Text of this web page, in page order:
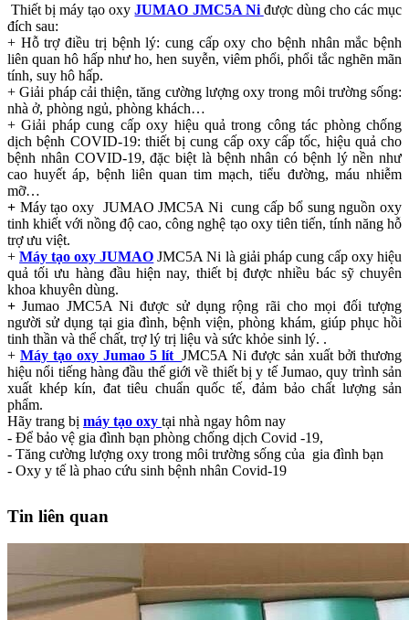
Thiết bị máy tạo oxyJUMAO JMC5A Ni được dùng cho các mục
đích sau:
+ Hỗ trợ điều trị bệnh lý: cung cấp oxy cho bệnh nhân mắc bệnh
liên quan hô hấp như ho, hen suyễn, viêm phổi, phổi tắc nghẽn mãn
tính, suy hô hấp.
+ Giải pháp cải thiện, tăng cường lượng oxy trong môi trường sống:
nhà ở, phòng ngủ, phòng khách…
+ Giải pháp cung cấp oxy hiệu quả trong công tác phòng chống
dịch bệnh COVID-19: thiết bị cung cấp oxy cấp tốc, hiệu quả cho
bệnh nhân COVID-19, đặc biệt là bệnh nhân có bệnh lý nền như
cao huyết áp, bệnh liên quan tim mạch, tiểu đường, máu nhiễm
mỡ…
+ Máy tạo oxy JUMAO JMC5A Ni
cung cấp bổ sung nguồn oxy
tinh khiết với nồng độ cao, công nghệ tạo oxy tiên tiến, tính năng hỗ
trợ ưu việt.
+Máy tạo oxy JUMAO JMC5A Ni là giải pháp cung cấp oxy hiệu
quả tối ưu hàng đầu hiện nay, thiết bị được nhiều bác sỹ chuyên
khoa khuyên dùng.
+ Jumao JMC5A Ni được sử dụng rộng rãi cho mọi đối tượng
người sử dụng tại gia đình, bệnh viện, phòng khám, giúp phục hồi
tinh thần và thể chất, trợ lý trị liệu và sức khỏe sinh lý. .
+ Máy tạo oxy Jumao 5 lítJMC5A Ni được sản xuất bởi thương
hiệu nổi tiếng hàng đầu thế giới về thiết bị y tế Jumao, quy trình sản
xuất khép kín, đat tiêu chuẩn quốc tế, đảm bảo chất lượng sản
phẩm.
Hãy trang bị máy tạo oxy tại nhà ngay hôm nay
- Để bảo vệ gia đình bạn phòng chống dịch Covid -19,
- Tăng cường lượng oxy trong môi trường sống của gia đình bạn
- Oxy y tế là phao cứu sinh bệnh nhân Covid-19
Tin liên quan